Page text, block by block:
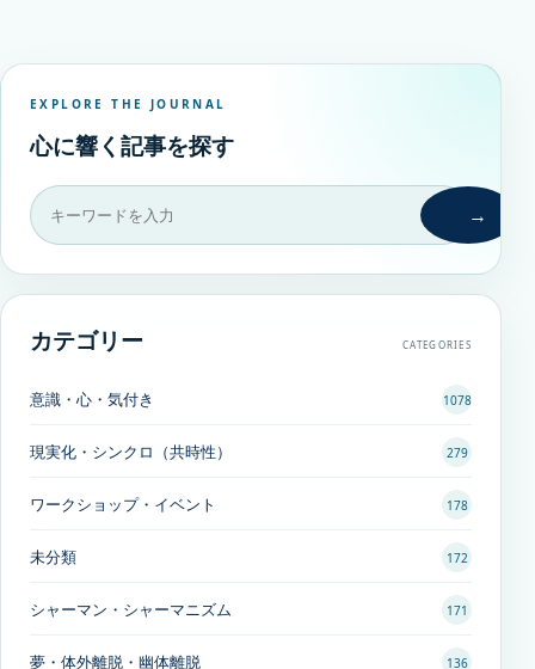
EXPLORE THE JOURNAL
心に響く記事を探す
→
カテゴリー CATEGORIES
意識・心・気付き 1078
現実化・シンクロ（共時性） 279
ワークショップ・イベント 178
未分類 172
シャーマン・シャーマニズム 171
夢・体外離脱・幽体離脱 136